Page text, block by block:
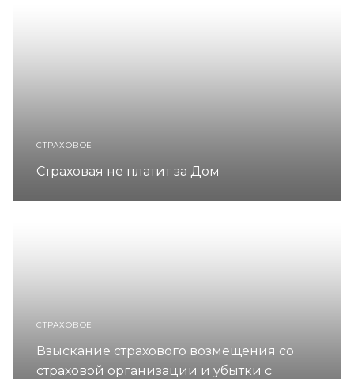
СТРАХОВОЕ
Страховая не платит за Дом
СТРАХОВОЕ
Взыскание страхового возмещения со
страховой организации и убытки с